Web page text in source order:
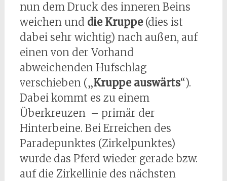
nun dem Druck des inneren Beins
weichen und die Kruppe(dies ist
dabei sehr wichtig) nach außen, auf
einen von der Vorhand
abweichenden Hufschlag
verschieben („Kruppe auswärts“).
Dabei kommt es zu einem
Überkreuzen – primär der
Hinterbeine. Bei Erreichen des
Paradepunktes (Zirkelpunktes)
wurde das Pferd wieder gerade bzw.
auf die Zirkellinie des nächsten